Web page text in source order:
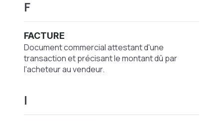
F
FACTURE
Document commercial attestant d'une
transaction et précisant le montant dû par
l'acheteur au vendeur.
I